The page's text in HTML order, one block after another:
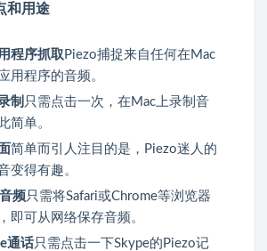
和用途
程序抓取 Piezo捕捉来自任何在Mac
用程序的音频。
制 只需点击一次，在Mac上录制音
简单。
简单而引人注目的是，Piezo迷人的
变得有趣。
频只需将Safari或Chrome等浏览器
即可从网络保存音频。
通话只需点击一下Skype的Piezo记